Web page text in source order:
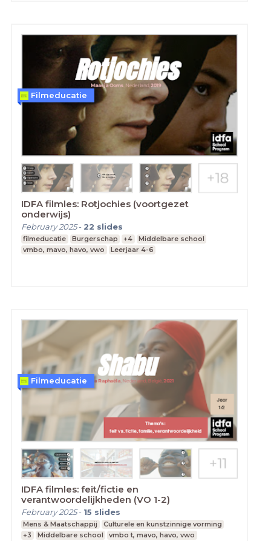
IDFA filmles: Rotjochies (voortgezet
onderwijs)
February 2025- 22 slides
filmeducatie Burgerschap +4
Middelbare school
vmbo, mavo, havo, vwo
Leerjaar 4-6
Filmeducatie
IDFA filmles: feit/fictie en
verantwoordelijkheden (VO 1-2)
February 2025- 15 slides
Mens & Maatschappij
Culturele en kunstzinnige vorming
+3
Middelbare school
vmbo t, mavo, havo, vwo
Filmeducatie